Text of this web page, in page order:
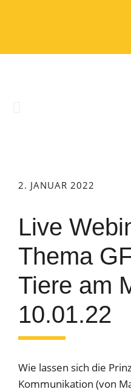
2. JANUAR 2022
Live
Thema
Tiere am
10.01.22
Wie lassen sich die
Kommunikation (von